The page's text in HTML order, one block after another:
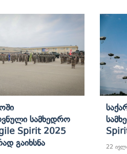
Სამხედრო
Spirit 2025
Გაიხსნა
22